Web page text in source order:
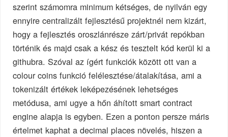
szerint számomra minimum kétséges, de nyilván egy
ennyire centralizált fejlesztésű projektnél nem kizárt,
hogy a fejlesztés oroszlánrésze zárt/privát repókban
történik és majd csak a kész és tesztelt kód kerül ki a
githubra. Szóval az ígért funkciók között ott van a
colour coins funkció felélesztése/átalakítása, ami a
tokenizált értékek leképezésének lehetséges
metódusa, ami ugye a hőn áhított smart contract
engine alapja is egyben. Ezen a ponton persze máris
értelmet kaphat a decimal places növelés, hiszen a